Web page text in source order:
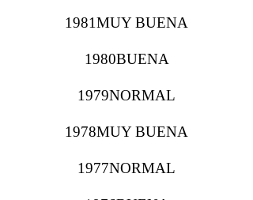
1981MUY BUENA
1980BUENA
1979NORMAL
1978MUY BUENA
1977NORMAL